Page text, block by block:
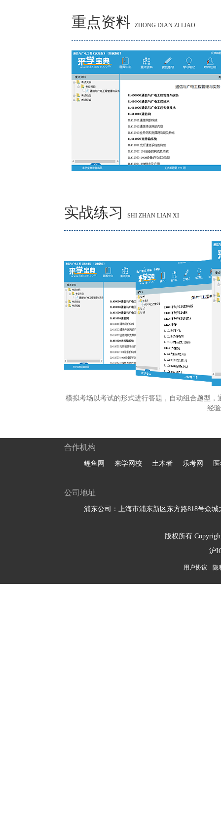
重点资料 ZHONG DIAN ZI LIAO
实战练习 SHI ZHAN LIAN XI
模拟考场以考试的形式进行答题，自动组合题型
经
合作机构
鲤鱼网 来学网校 土木者 乐考网
公司地址
浦东公司：上海市浦东新区东方路818号众城
版权所有
沪
用户协议 隐